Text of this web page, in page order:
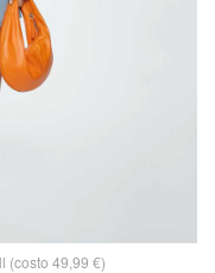
(costo 49,99 €)